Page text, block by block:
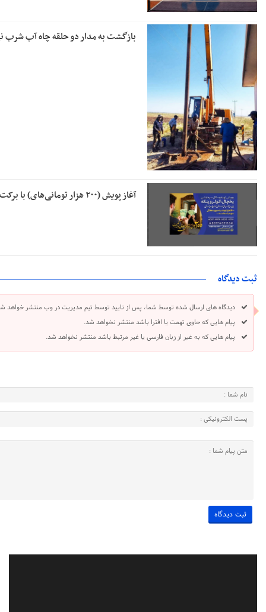
بازگشت به مدار دو حلقه چاه آب شرب
آغاز پویش (۲۰۰ هزار تومانی‌های) با برکت در نیشابور
ثبت دیدگاه
دیدگاه های ارسال شده توسط شما، پس از تایید توسط تیم مدیریت در وب منتشر خواهد
پیام هایی که حاوی تهمت یا افترا باشد منتشر نخواهد شد.
پیام هایی که به غیر از زبان فارسی یا غیر مرتبط باشد منتشر نخواهد شد.